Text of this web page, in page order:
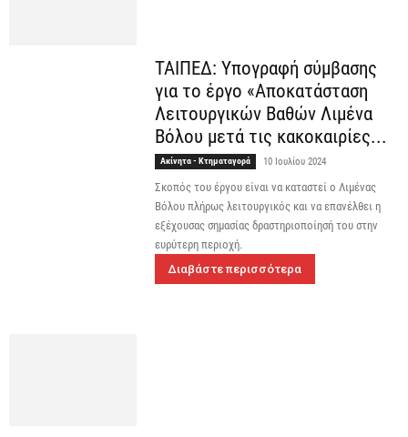
ΤΑΙΠΕΔ: Υπογραφή σύμβασης
για το έργο «Αποκατάσταση
Λειτουργικών Βαθών Λιμένα
Βόλου μετά τις κακοκαιρίες...
Ακίνητα - Κτηματαγορά 10 Ιουλίου 2024
Σκοπός του έργου είναι να καταστεί ο Λιμένας
Βόλου πλήρως λειτουργικός και να επανέλθει η
εξέχουσας σημασίας δραστηριοποίησή του στην
ευρύτερη περιοχή.
Διαβάστε περισσότερα